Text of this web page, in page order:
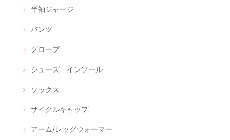
半袖ジャージ
パンツ
グローブ
シューズ インソール
ソックス
サイクルキャップ
アーム/レッグウォーマー